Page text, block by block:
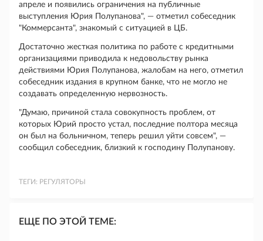
апреле и появились ограничения на публичные
выступления Юрия Полупанова", — отметил собеседник
"Коммерсанта", знакомый с ситуацией в ЦБ.
Достаточно жесткая политика по работе с кредитными
организациями приводила к недовольству рынка
действиями Юрия Полупанова, жалобам на него, отметил
собеседник издания в крупном банке, что не могло не
создавать определенную нервозность.
"Думаю, причиной стала совокупность проблем, от
которых Юрий просто устал, последние полтора месяца
он был на больничном, теперь решил уйти совсем", —
сообщил собеседник, близкий к господину Полупанову.
ТЕГИ: РЕГУЛЯТОРЫ
ЕЩЕ ПО ЭТОЙ ТЕМЕ: